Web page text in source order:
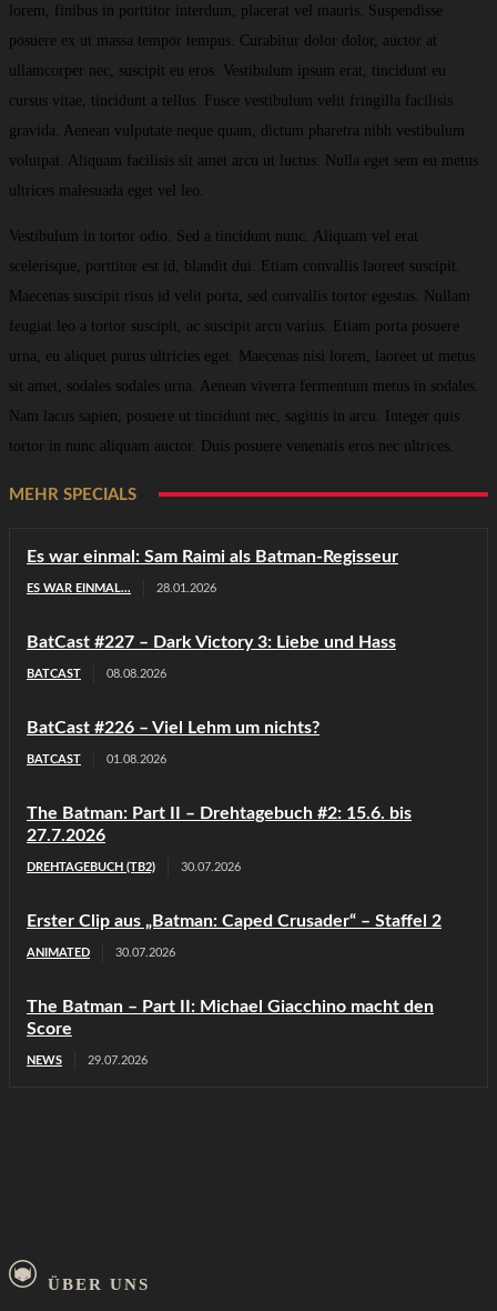
lorem, finibus in porttitor interdum, placerat vel mauris. Suspendisse
posuere ex ut massa tempor tempus. Curabitur dolor dolor, auctor at
ullamcorper nec, suscipit eu eros. Vestibulum ipsum erat, tincidunt eu
cursus vitae, tincidunt a tellus. Fusce vestibulum velit fringilla facilisis
gravida. Aenean vulputate neque quam, dictum pharetra nibh vestibulum
volutpat. Aliquam facilisis sit amet arcu ut luctus. Nulla eget sem eu metus
ultrices malesuada eget vel leo.
Vestibulum in tortor odio. Sed a tincidunt nunc. Aliquam vel erat
scelerisque, porttitor est id, blandit dui. Etiam convallis laoreet suscipit.
Maecenas suscipit risus id velit porta, sed convallis tortor egestas. Nullam
feugiat leo a tortor suscipit, ac suscipit arcu varius. Etiam porta posuere
urna, eu aliquet purus ultricies eget. Maecenas nisi lorem, laoreet ut metus
sit amet, sodales sodales urna. Aenean viverra fermentum metus in sodales.
Nam lacus sapien, posuere ut tincidunt nec, sagittis in arcu. Integer quis
tortor in nunc aliquam auctor. Duis posuere venenatis eros nec ultrices.
MEHR SPECIALS
Es war einmal: Sam Raimi als Batman-Regisseur
ES WAR EINMAL... 28.01.2026
BatCast #227 – Dark Victory 3: Liebe und Hass
BATCAST 08.08.2026
BatCast #226 – Viel Lehm um nichts?
BATCAST 01.08.2026
The Batman: Part II – Drehtagebuch #2: 15.6. bis
27.7.2026
DREHTAGEBUCH (TB2) 30.07.2026
Erster Clip aus „Batman: Caped Crusader“ – Staffel 2
ANIMATED 30.07.2026
The Batman – Part II: Michael Giacchino macht den
Score
NEWS 29.07.2026
ÜBER UNS